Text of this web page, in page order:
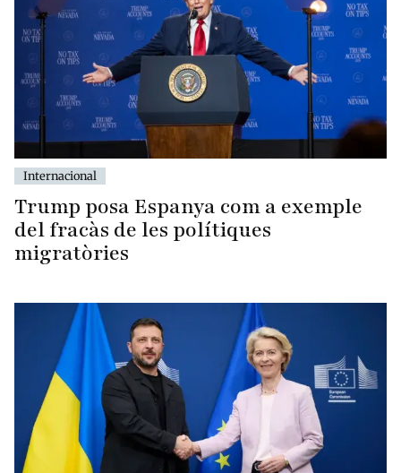
Internacional
Trump posa Espanya com a exemple
del fracàs de les polítiques
migratòries